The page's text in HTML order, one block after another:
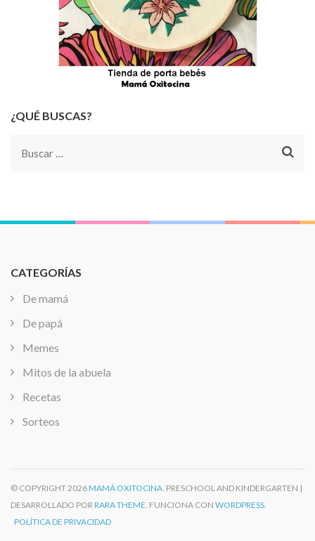
¿QUÉ BUSCAS?
Buscar:
CATEGORÍAS
De mamá
De papá
Memes
Mitos de la abuela
Recetas
Sorteos
© COPYRIGHT 2026MAMÁ OXITOCINA. PRESCHOOL AND KINDERGARTEN |
DESARROLLADO PORRARA THEME. FUNCIONA CON WORDPRESS.
POLÍTICA DE PRIVACIDAD